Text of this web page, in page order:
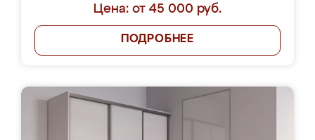
Цена: от 45 000 руб.
ПОДРОБНЕЕ